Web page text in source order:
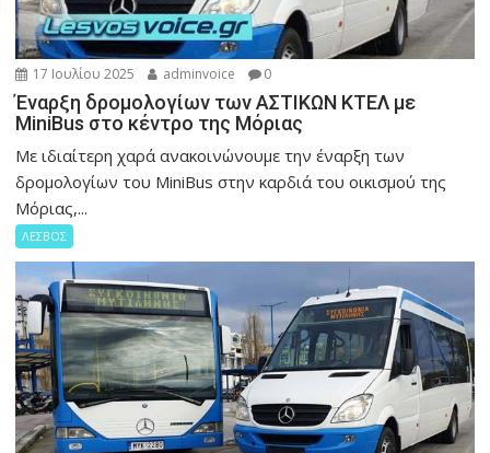
17 Ιουλίου 2025 adminvoice 0
Έναρξη δρομολογίων των ΑΣΤΙΚΩΝ ΚΤΕΛ με
MiniBus στο κέντρο της Μόριας
Με ιδιαίτερη χαρά ανακοινώνουμε την έναρξη των
δρομολογίων του MiniBus στην καρδιά του οικισμού της
Μόριας,...
ΛΕΣΒΟΣ